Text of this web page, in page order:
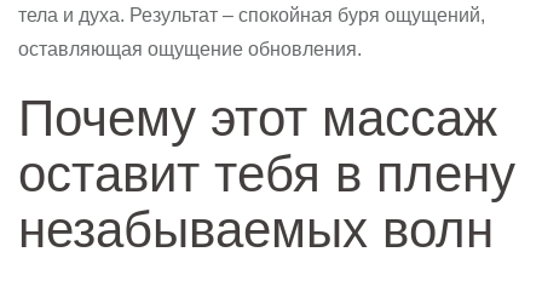
тела и духа. Результат – спокойная буря ощущений,
оставляющая ощущение обновления.
Почему этот массаж
оставит тебя в плену
незабываемых волн